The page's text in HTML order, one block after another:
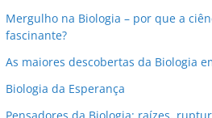
Mergulho na Biologia – por que a
fascinante?
As maiores descobertas da Biologia
Biologia da Esperança